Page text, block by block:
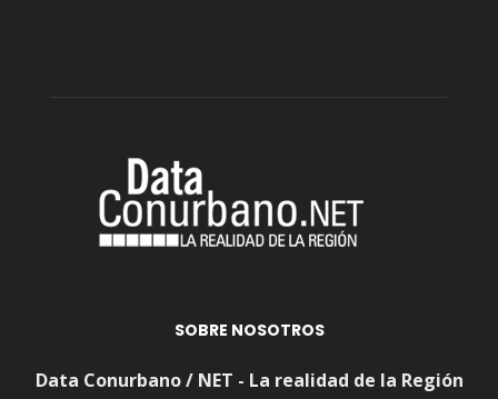
SOBRE NOSOTROS
Data Conurbano / NET - La realidad de la Región